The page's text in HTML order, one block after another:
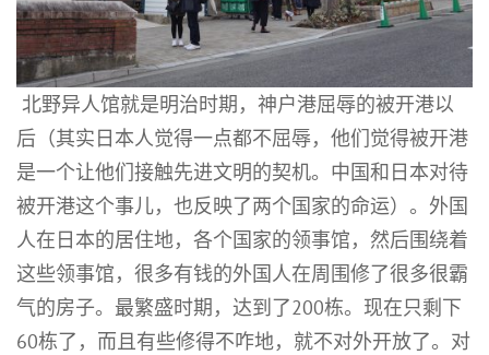
北野异人馆就是明治时期，神户港屈辱的被开港以
后（其实日本人觉得一点都不屈辱，他们觉得被开港
是一个让他们接触先进文明的契机。中国和日本对待
被开港这个事儿，也反映了两个国家的命运）。外国
人在日本的居住地，各个国家的领事馆，然后围绕着
这些领事馆，很多有钱的外国人在周围修了很多很霸
气的房子。最繁盛时期，达到了200栋。现在只剩下
60栋了，而且有些修得不咋地，就不对外开放了。对